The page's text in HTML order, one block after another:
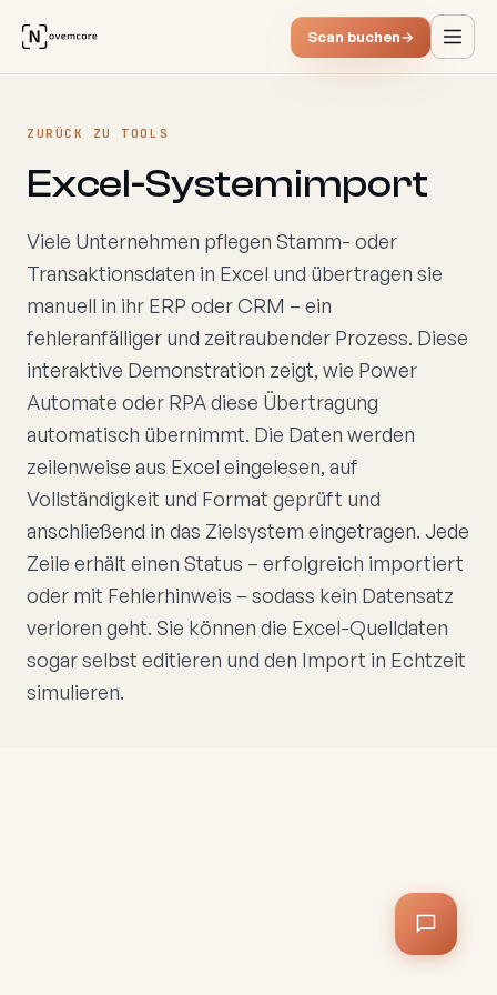
Scan buchen→
ZURÜCK ZU TOOLS
Excel-Systemimport
Viele Unternehmen pflegen Stamm- oder
Transaktionsdaten in Excel und übertragen sie
manuell in ihr ERP oder CRM – ein
fehleranfälliger und zeitraubender Prozess. Diese
interaktive Demonstration zeigt, wie Power
Automate oder RPA diese Übertragung
automatisch übernimmt. Die Daten werden
zeilenweise aus Excel eingelesen, auf
Vollständigkeit und Format geprüft und
anschließend in das Zielsystem eingetragen. Jede
Zeile erhält einen Status – erfolgreich importiert
oder mit Fehlerhinweis – sodass kein Datensatz
verloren geht. Sie können die Excel-Quelldaten
sogar selbst editieren und den Import in Echtzeit
simulieren.